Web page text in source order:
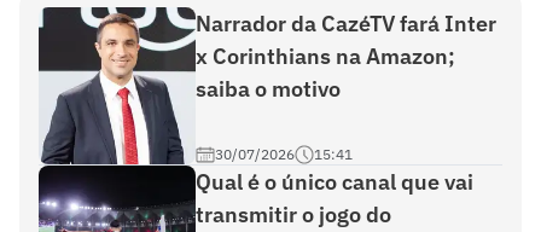
Narrador da CazéTV fará Inter
x Corinthians na Amazon;
saiba o motivo
30/07/2026 15:41
Qual é o único canal que vai
transmitir o jogo do